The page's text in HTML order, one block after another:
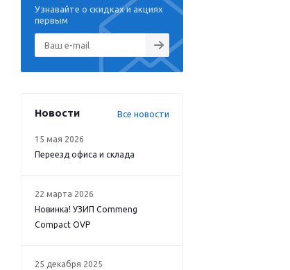
Узнавайте о скидках и акциях
первым
Новости Все новости
15 мая 2026
Переезд офиса и склада
22 марта 2026
Новинка! УЗИП Commeng
Compact OVP
25 декабря 2025